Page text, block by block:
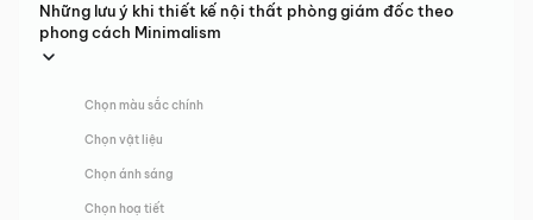
Những lưu ý khi thiết kế nội thất phòng giám đốc theo
phong cách Minimalism
Chọn màu sắc chính
Chọn vật liệu
Chọn ánh sáng
Chọn hoạ tiết